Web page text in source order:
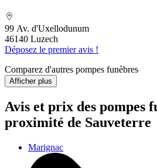
99 Av. d'Uxellodunum
46140 Luzech
Déposez le premier avis !
Comparez d'autres pompes funèbres
Afficher plus
Avis et prix des pompes
proximité de Sauveterre
Marignac